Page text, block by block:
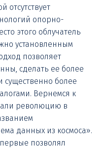
отсутствует
опорно-
этого облучатель
установленным
позволяет
сделать ее более
существенно более
Вернемся к
революцию в
данных из космоса».
позволял